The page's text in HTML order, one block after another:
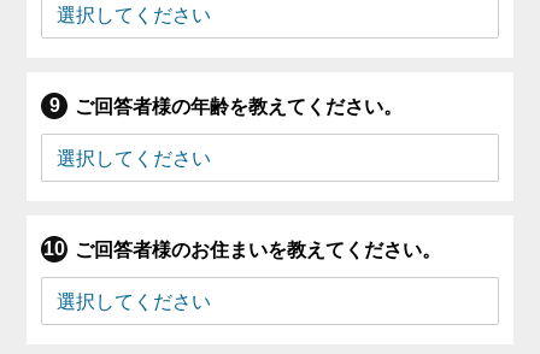
ご回答者様の年齢を教えてください。
ご回答者様のお住まいを教えてください。